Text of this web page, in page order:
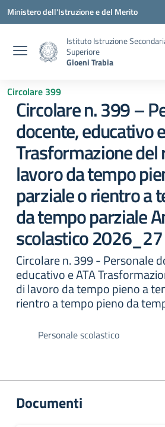
Vai ai contenuti
Vai al menu di navigazione
Vai al footer
Ministero dell'Istruzione e del Merito
Istituto Istruzione
Superiore
Gioeni Trabia
Circolare 399
Circolare n. 399 –
docente, educativo
Trasformazione del
lavoro da tempo
parziale o rientro a
da tempo parziale
scolastico 2026_27
Circolare n. 399 - Personale
educativo e ATA
di lavoro da tempo pieno a
rientro a tempo pieno da
Personale scolastico
Documenti